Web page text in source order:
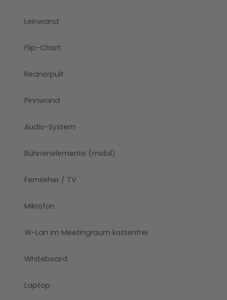
Leinwand
Flip-Chart
Rednerpult
Pinnwand
Audio-System
Bühnenelemente (mobil)
Fernseher / TV
Mikrofon
W-Lan im Meetingraum kostenfrei
Whiteboard
Laptop